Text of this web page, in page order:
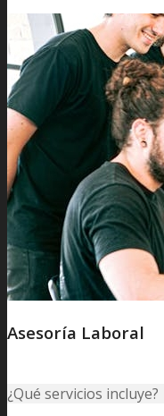
Asesoría Laboral
¿Qué servicios incluye?